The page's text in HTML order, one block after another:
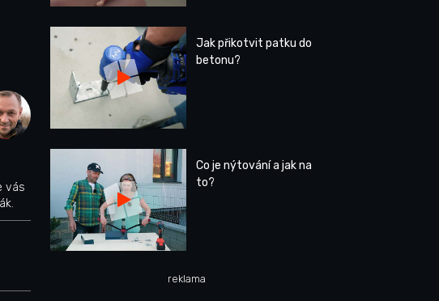
vás
Jak přikotvit patku do
betonu?
Co je nýtování a jak na
to?
reklama